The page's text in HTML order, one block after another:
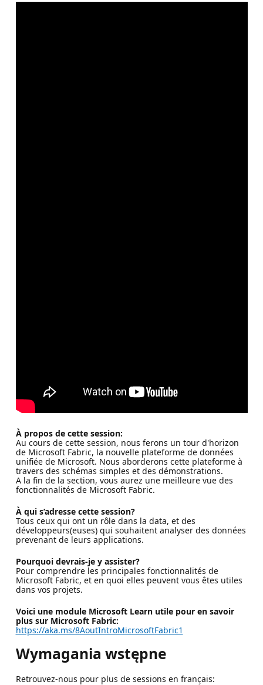
À propos de cette session:
Au cours de cette session, nous ferons un tour d'horizon
de Microsoft Fabric, la nouvelle plateforme de données
unifiée de Microsoft. Nous aborderons cette plateforme à
travers des schémas simples et des démonstrations.
A la fin de la section, vous aurez une meilleure vue des
fonctionnalités de Microsoft Fabric.
À qui s’adresse cette session?
Tous ceux qui ont un rôle dans la data, et des
développeurs(euses) qui souhaitent analyser des données
prevenant de leurs applications.
Pourquoi devrais-je y assister?
Pour comprendre les principales fonctionnalités de
Microsoft Fabric, et en quoi elles peuvent vous êtes utiles
dans vos projets.
Voici une module Microsoft Learn utile pour en savoir
plus sur Microsoft Fabric:
https://aka.ms/8AoutIntroMicrosoftFabric1
Wymagania wstępne
Retrouvez-nous pour plus de sessions en français: